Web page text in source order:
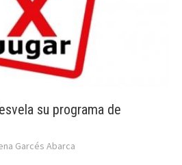
su programa de
Garcés Abarca